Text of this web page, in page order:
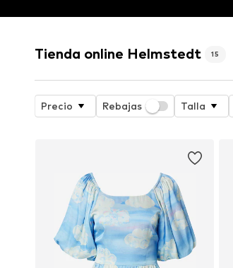
Tienda online Helmstedt 15
Precio Rebajas Talla